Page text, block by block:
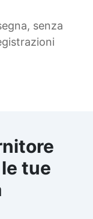
senza
tue